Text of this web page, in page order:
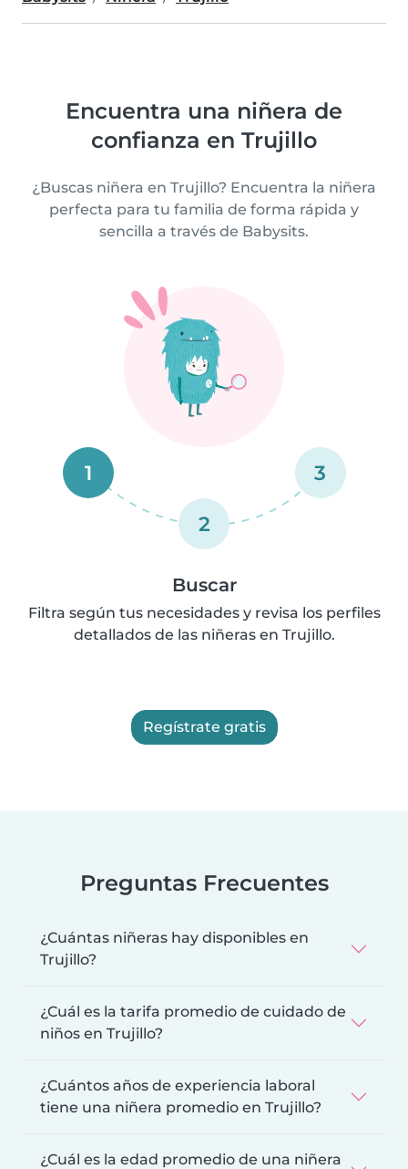
Encuentra una niñera de
confianza en Trujillo
¿Buscas niñera en Trujillo? Encuentra la niñera
perfecta para tu familia de forma rápida y
sencilla a través de Babysits.
1
2
3
Buscar
Filtra según tus necesidades y revisa los perfiles
detallados de las niñeras en Trujillo.
Regístrate gratis
Preguntas Frecuentes
¿Cuántas niñeras hay disponibles en
Trujillo?
¿Cuál es la tarifa promedio de cuidado de
niños en Trujillo?
¿Cuántos años de experiencia laboral
tiene una niñera promedio en Trujillo?
¿Cuál es la edad promedio de una niñera